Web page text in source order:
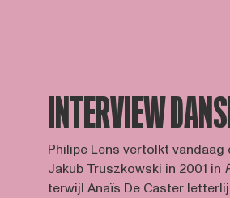
INTERVIEW
Philipe Lens vertolkt vandaag
Jakub Truszkowski in 2001 in
terwijl Anaïs De Caster